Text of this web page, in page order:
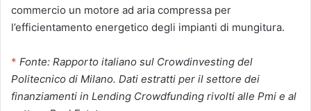
commercio un motore ad aria compressa per
l’efficientamento energetico degli impianti di mungitura.
* Fonte: Rapporto italiano sul Crowdinvesting del
Politecnico di Milano. Dati estratti per il settore dei
finanziamenti in Lending Crowdfunding rivolti alle Pmi e al